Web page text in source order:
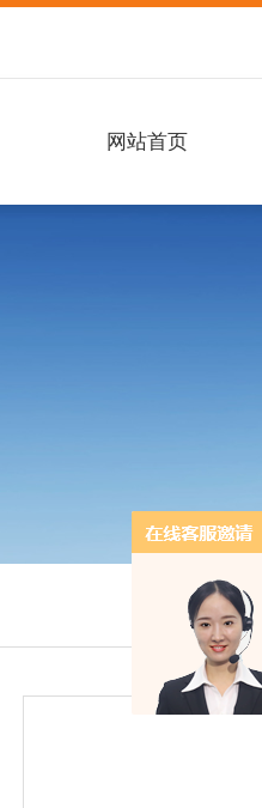
网站首页